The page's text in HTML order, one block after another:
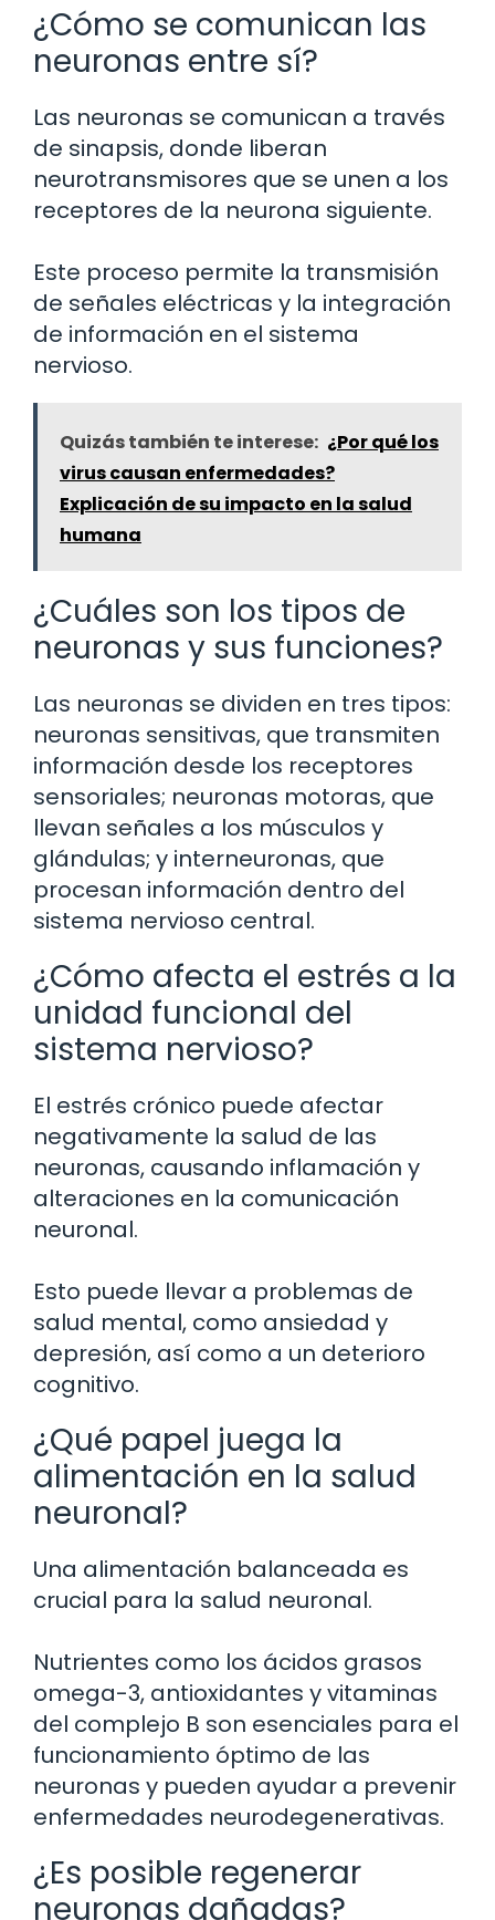
¿Cómo se comunican las
neuronas entre sí?
Las neuronas se comunican a través
de sinapsis, donde liberan
neurotransmisores que se unen a los
receptores de la neurona siguiente.
Este proceso permite la transmisión
de señales eléctricas y la integración
de información en el sistema
nervioso.
Quizás también te interese: ¿Por qué los
virus causan enfermedades?
Explicación de su impacto en la salud
humana
¿Cuáles son los tipos de
neuronas y sus funciones?
Las neuronas se dividen en tres tipos:
neuronas sensitivas, que transmiten
información desde los receptores
sensoriales; neuronas motoras, que
llevan señales a los músculos y
glándulas; y interneuronas, que
procesan información dentro del
sistema nervioso central.
¿Cómo afecta el estrés a la
unidad funcional del
sistema nervioso?
El estrés crónico puede afectar
negativamente la salud de las
neuronas, causando inflamación y
alteraciones en la comunicación
neuronal.
Esto puede llevar a problemas de
salud mental, como ansiedad y
depresión, así como a un deterioro
cognitivo.
¿Qué papel juega la
alimentación en la salud
neuronal?
Una alimentación balanceada es
crucial para la salud neuronal.
Nutrientes como los ácidos grasos
omega-3, antioxidantes y vitaminas
del complejo B son esenciales para el
funcionamiento óptimo de las
neuronas y pueden ayudar a prevenir
enfermedades neurodegenerativas.
¿Es posible regenerar
neuronas dañadas?